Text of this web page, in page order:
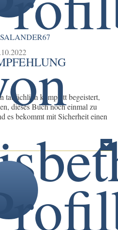
komplett begeistert,
dieses Buch noch einmal zu
es bekommt mit Sicherheit einen